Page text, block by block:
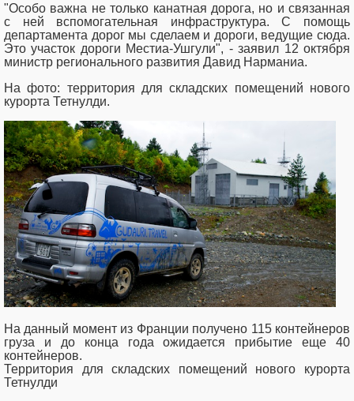
"Особо важна не только канатная дорога, но и связанная
с ней вспомогательная инфраструктура. С помощь
департамента дорог мы сделаем и дороги, ведущие сюда.
Это участок дороги Местиа-Ушгули", - заявил 12 октября
министр регионального развития Давид Нарманиа.
На фото: территория для складских помещений нового
курорта Тетнулди.
На данный момент из Франции получено 115 контейнеров
груза и до конца года ожидается прибытие еще 40
контейнеров.
Территория для складских помещений нового курорта
Тетнулди